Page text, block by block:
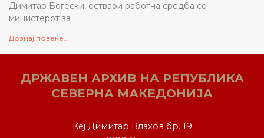
Димитар Богески, оствари работна средба со
министерот за
Дознај повеќе...
ДРЖАВЕН АРХИВ НА РЕПУБЛИКА
СЕВЕРНА МАКЕДОНИЈА
Кеј Димитар Влахов бр. 19